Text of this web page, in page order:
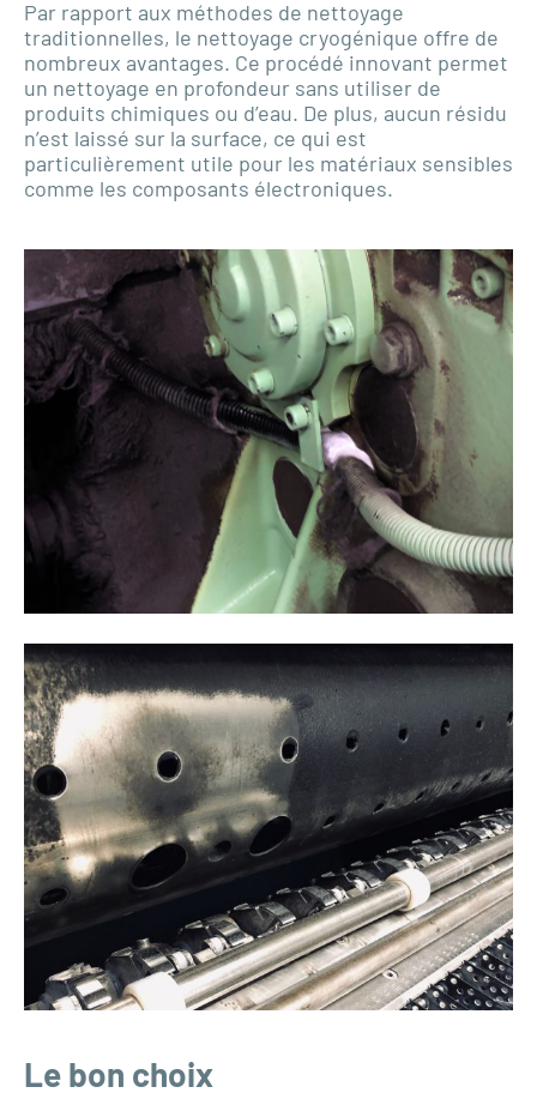
Par rapport aux méthodes de nettoyage
traditionnelles, le nettoyage cryogénique offre de
nombreux avantages. Ce procédé innovant permet
un nettoyage en profondeur sans utiliser de
produits chimiques ou d’eau. De plus, aucun résidu
n’est laissé sur la surface, ce qui est
particulièrement utile pour les matériaux sensibles
comme les composants électroniques.
Le bon choix